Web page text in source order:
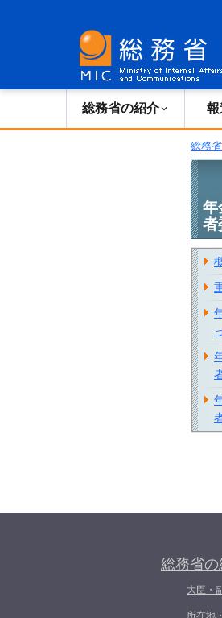
総務省の紹介 報
総務
年
者
総務省の
大臣・
所在地